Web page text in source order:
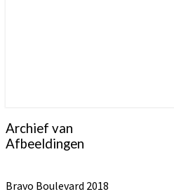
Archief van
Afbeeldingen
Bravo Boulevard 2018